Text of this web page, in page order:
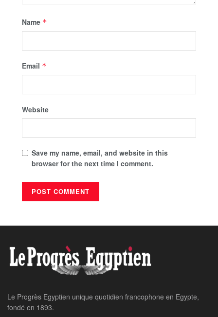
Name *
Email *
Website
Save my name, email, and website in this
browser for the next time I comment.
Le Progrès Egyptien unique quotidien francophone en Egypte,
fondé en 1893.